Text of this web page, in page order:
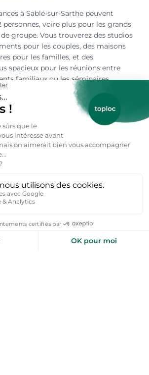
à Sablé-sur-Sarthe peuvent
personnes, voire plus pour les grands
groupe. Vous trouverez des studios
pour les couples, des maisons
pour les familles, et des
spacieux pour les réunions entre
familiaux ou les séminaires.
location vacances à Sablé-
saison ?
se découvre toute l'année grâce à
et ses nombreuses activités :
des villages médiévaux
les plans d'eau, festivals (Rencontres
des champignons, dégustation des